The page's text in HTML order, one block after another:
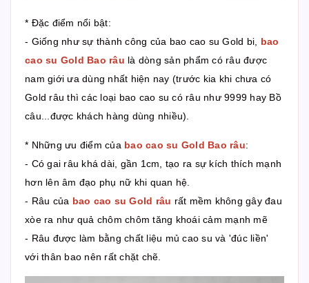
* Đặc điểm nổi bật:
- Giống như sự thành công của bao cao su Gold bi, bao
cao su Gold Bao râu là dòng sản phẩm có râu được
nam giới ưa dùng nhất hiện nay (trước kia khi chưa có
Gold râu thì các loại bao cao su có râu như 9999 hay Bồ
câu...được khách hàng dùng nhiều).
* Những ưu điểm của bao cao su Gold Bao râu:
- Có gai râu khá dài, gần 1cm, tạo ra sự kích thích mạnh
hơn lên âm đạo phụ nữ khi quan hệ.
- Râu của bao cao su Gold râu rất mềm không gây đau
xòe ra như quả chôm chôm tăng khoái cảm mạnh mẽ
- Râu được làm bằng chất liệu mủ cao su và 'đúc liền'
với thân bao nên rất chặt chẽ.